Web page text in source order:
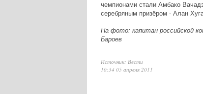
чемпионами стали Амбако
серебряным призёром - Алан
На фото: капитан российской
Бароев
Источник: Вести
10:34 05 апреля 2011